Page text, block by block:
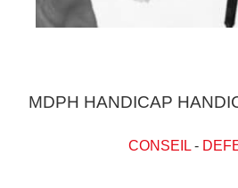
MDPH HANDICAP
CONSEIL-